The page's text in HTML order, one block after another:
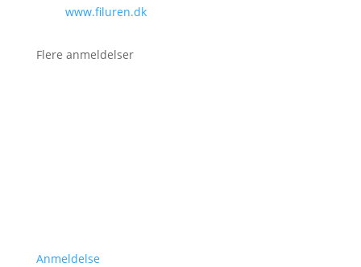
www.filuren.dk
Flere anmeldelser
Anmeldelse